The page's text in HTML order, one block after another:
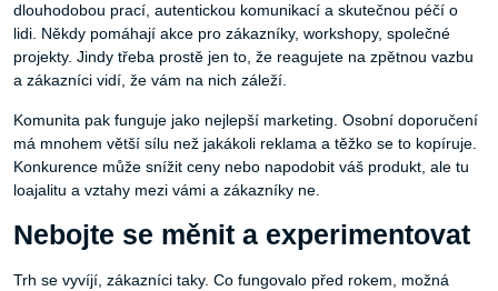
dlouhodobou prací, autentickou komunikací a skutečnou péčí o
lidi. Někdy pomáhají akce pro zákazníky, workshopy, společné
projekty. Jindy třeba prostě jen to, že reagujete na zpětnou vazbu
a zákazníci vidí, že vám na nich záleží.
Komunita pak funguje jako nejlepší marketing. Osobní doporučení
má mnohem větší sílu než jakákoli reklama a těžko se to kopíruje.
Konkurence může snížit ceny nebo napodobit váš produkt, ale tu
loajalitu a vztahy mezi vámi a zákazníky ne.
Nebojte se měnit a experimentovat
Trh se vyvíjí, zákazníci taky. Co fungovalo před rokem, možná